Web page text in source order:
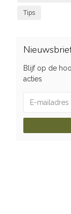
Tips
Blijf op de
acties